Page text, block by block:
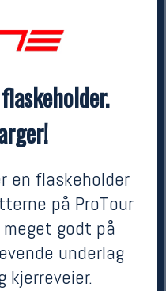
en flaskeholder
på ProTour
meget godt på
underlag
kjerreveier.
Mange farger!